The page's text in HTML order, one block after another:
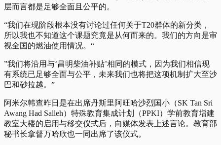
层而言都是足够全面且公平的。
“我们在现阶段根本没有讨论过任何关于T20群体的新分类，
所以我也不知道这个课题究竟是从何而来的。我们的方向是审
视全国的燃油使用情况。“
”我们将沿用与‘昌明柴油补贴’相同的模式，因为我们相信现
有系统已足够全面与公平，未来我们也将把这项机制扩大至沙
巴和砂拉越。”
阿米尔韩查昨日是在出席丹斯里阿旺哈沙烈国小（SK Tan Sri
Awang Had Salleh）特殊教育集成计划（PPKI）学前教育增建
教室大楼的启用与移交仪式后，向媒体发表上述言论。教育部
秘书长拿督万哈欣也一同出席了该仪式。